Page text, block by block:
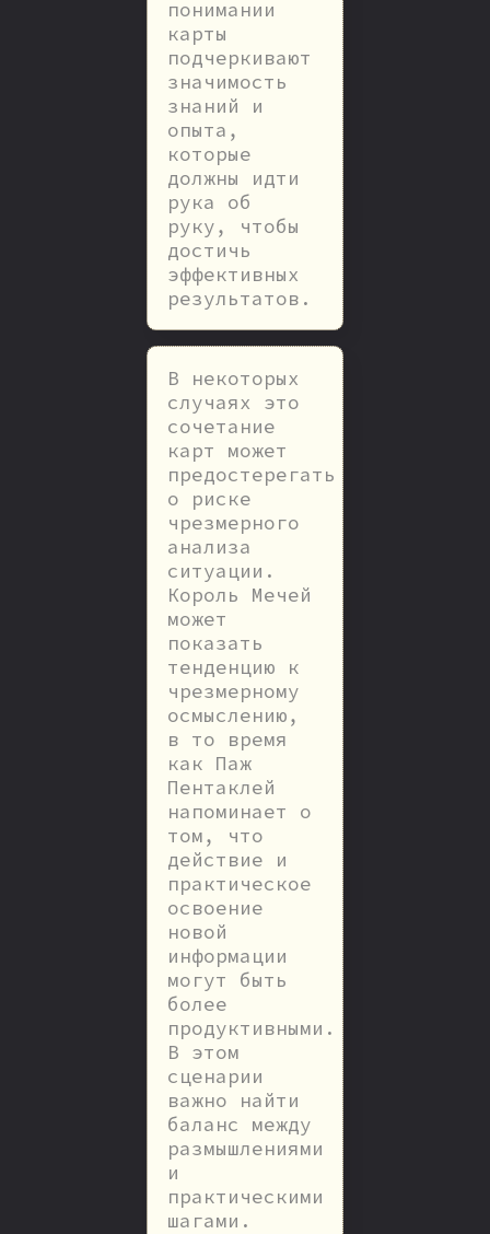
понимании
карты
подчеркивают
значимость
знаний и
опыта,
которые
должны идти
рука об
руку, чтобы
достичь
эффективных
результатов.
В некоторых
случаях это
сочетание
карт может
предостерегать
о риске
чрезмерного
анализа
ситуации.
Король Мечей
может
показать
тенденцию к
чрезмерному
осмыслению,
в то время
как Паж
Пентаклей
напоминает о
том, что
действие и
практическое
освоение
новой
информации
могут быть
более
продуктивными.
В этом
сценарии
важно найти
баланс между
размышлениями
и
практическими
шагами.